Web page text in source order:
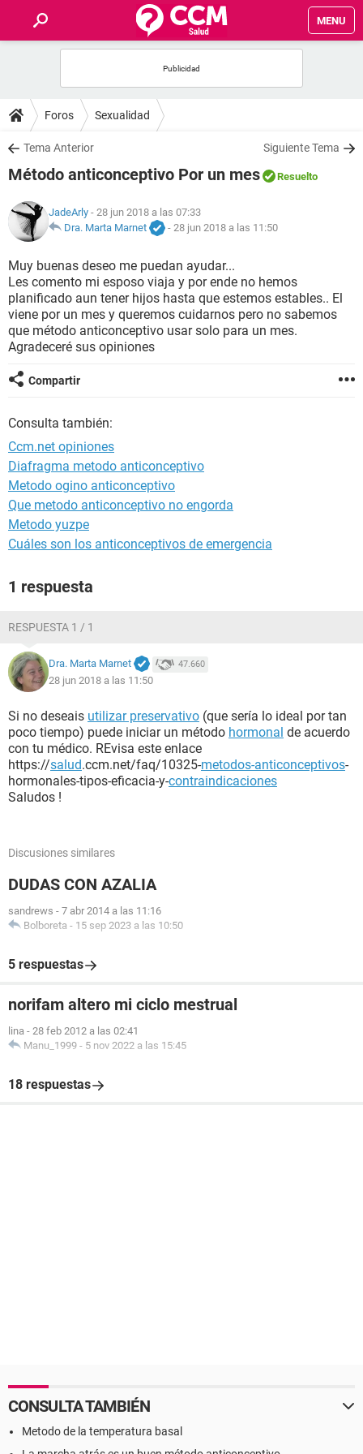
MENU
FOROS
SALUD
NUTRICIÓN
BIENESTAR
SEXUALIDAD
GLOSARIO
Foros Sexualidad
Tema Anterior Siguiente Tema
Método anticonceptivo Por un mes Resuelto
JadeArly - 28 jun 2018 a las 07:33
Dra. Marta Marnet
- 28 jun 2018 a las 11:50
Muy buenas deseo me puedan ayudar...
Les comento mi esposo viaja y por ende no hemos
planificado aun tener hijos hasta que estemos estables.. El
viene por un mes y queremos cuidarnos pero no sabemos
que método anticonceptivo usar solo para un mes.
Agradeceré sus opiniones
Compartir
Consulta también:
Ccm.net opiniones
Diafragma metodo anticonceptivo
Metodo ogino anticonceptivo
Que metodo anticonceptivo no engorda
Metodo yuzpe
Cuáles son los anticonceptivos de emergencia
1 respuesta
RESPUESTA 1 / 1
Dra. Marta Marnet 47.660
28 jun 2018 a las 11:50
Si no deseais utilizar preservativo (que sería lo ideal por tan
poco tiempo) puede iniciar un método hormonal de acuerdo
con tu médico. REvisa este enlace
https://salud.ccm.net/faq/10325-metodos-anticonceptivos-
hormonales-tipos-eficacia-y-contraindicaciones
Saludos !
Discusiones similares
DUDAS CON AZALIA
sandrews - 7 abr 2014 a las 11:16
Bolboreta - 15 sep 2023 a las 10:50
5 respuestas
norifam altero mi ciclo mestrual
lina - 28 feb 2012 a las 02:41
Manu_1999 - 5 nov 2022 a las 15:45
18 respuestas
CONSULTA TAMBIÉN
Metodo de la temperatura basal